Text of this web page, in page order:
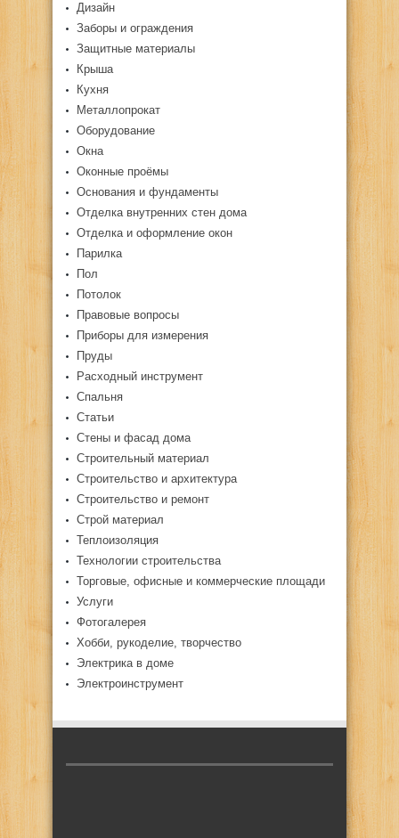
Дизайн
Заборы и ограждения
Защитные материалы
Крыша
Кухня
Металлопрокат
Оборудование
Окна
Оконные проёмы
Основания и фундаменты
Отделка внутренних стен дома
Отделка и оформление окон
Парилка
Пол
Потолок
Правовые вопросы
Приборы для измерения
Пруды
Расходный инструмент
Спальня
Статьи
Стены и фасад дома
Строительный материал
Строительство и архитектура
Строительство и ремонт
Строй материал
Теплоизоляция
Технологии строительства
Торговые, офисные и коммерческие площади
Услуги
Фотогалерея
Хобби, рукоделие, творчество
Электрика в доме
Электроинструмент